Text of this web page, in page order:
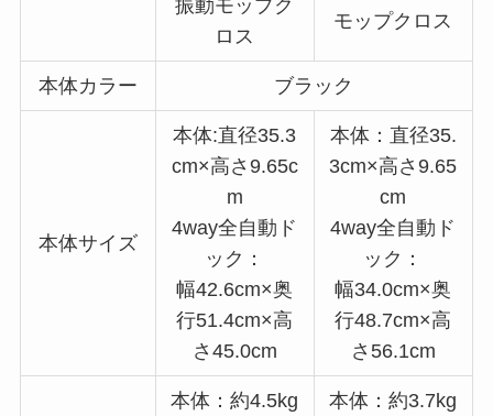
振動モップク
ロス
モップクロス
本体カラー ブラック
本体サイズ
本体:直径35.3
cm×高さ9.65c
m
4way全自動ド
ック：
幅42.6cm×奥
行51.4cm×高
さ45.0cm
本体：直径35.
3cm×高さ9.65
cm
4way全自動ド
ック：
幅34.0cm×奥
行48.7cm×高
さ56.1cm
本体：約4.5kg
本体：約3.7kg